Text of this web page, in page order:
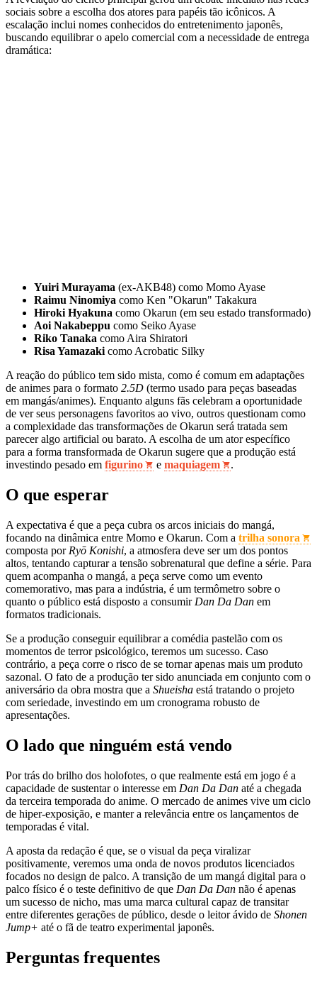
sociais sobre a escolha dos atores para papéis tão icônicos. A
escalação inclui nomes conhecidos do entretenimento japonês,
buscando equilibrar o apelo comercial com a necessidade de entrega
dramática:
Yuiri Murayama (ex-AKB48) como Momo Ayase
Raimu Ninomiya como Ken "Okarun" Takakura
Hiroki Hyakuna como Okarun (em seu estado transformado)
Aoi Nakabeppu como Seiko Ayase
Riko Tanaka como Aira Shiratori
Risa Yamazaki como Acrobatic Silky
A reação do público tem sido mista, como é comum em adaptações
de animes para o formato 2.5D (termo usado para peças baseadas
em mangás/animes). Enquanto alguns fãs celebram a oportunidade
de ver seus personagens favoritos ao vivo, outros questionam como
a complexidade das transformações de Okarun será tratada sem
parecer algo artificial ou barato. A escolha de um ator específico
para a forma transformada de Okarun sugere que a produção está
investindo pesado em figurino e maquiagem .
O que esperar
A expectativa é que a peça cubra os arcos iniciais do mangá,
focando na dinâmica entre Momo e Okarun. Com a trilha sonora
composta por Ryō Konishi, a atmosfera deve ser um dos pontos
altos, tentando capturar a tensão sobrenatural que define a série. Para
quem acompanha o mangá, a peça serve como um evento
comemorativo, mas para a indústria, é um termômetro sobre o
quanto o público está disposto a consumir Dan Da Dan em
formatos tradicionais.
Se a produção conseguir equilibrar a comédia pastelão com os
momentos de terror psicológico, teremos um sucesso. Caso
contrário, a peça corre o risco de se tornar apenas mais um produto
sazonal. O fato de a produção ter sido anunciada em conjunto com o
aniversário da obra mostra que a Shueisha está tratando o projeto
com seriedade, investindo em um cronograma robusto de
apresentações.
O lado que ninguém está vendo
Por trás do brilho dos holofotes, o que realmente está em jogo é a
capacidade de sustentar o interesse em Dan Da Dan até a chegada
da terceira temporada do anime. O mercado de animes vive um ciclo
de hiper-exposição, e manter a relevância entre os lançamentos de
temporadas é vital.
A aposta da redação é que, se o visual da peça viralizar
positivamente, veremos uma onda de novos produtos licenciados
focados no design de palco. A transição de um mangá digital para o
palco físico é o teste definitivo de que Dan Da Dan não é apenas
um sucesso de nicho, mas uma marca cultural capaz de transitar
entre diferentes gerações de público, desde o leitor ávido de Shonen
Jump+ até o fã de teatro experimental japonês.
Perguntas frequentes